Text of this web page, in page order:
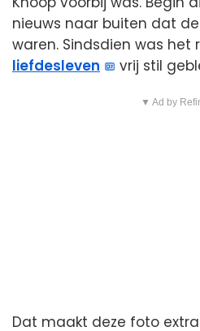
nieuws naar buiten dat
waren. Sindsdien was het
liefdesleven
vrij stil
▼ Ad by
Dat maakt deze foto